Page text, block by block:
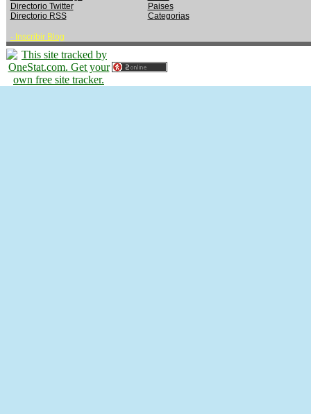
Directorio Twitter
Directorio RSS
- Inscribir Blog
Paises
Categorias